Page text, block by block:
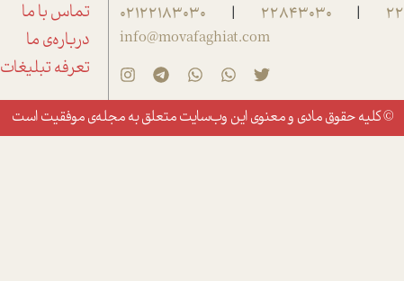
|
22843030
|
02122183030
info@movafaghiat.com
تماس با ما
درباره‌ی ما
تعرفه تبلیغات
© کلیه حقوق مادی و معنوی این وب‌سایت متعلق بهمجله‌ی موفقیتاست